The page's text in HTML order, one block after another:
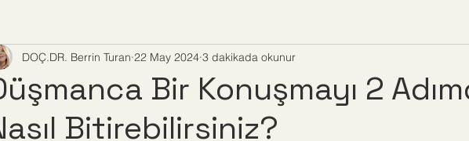
Bir Konuşmayı 2
Bitirebilirsiniz?
DOÇ.DR. Berrin Turan 22 May 2024 3 dakikada okunur